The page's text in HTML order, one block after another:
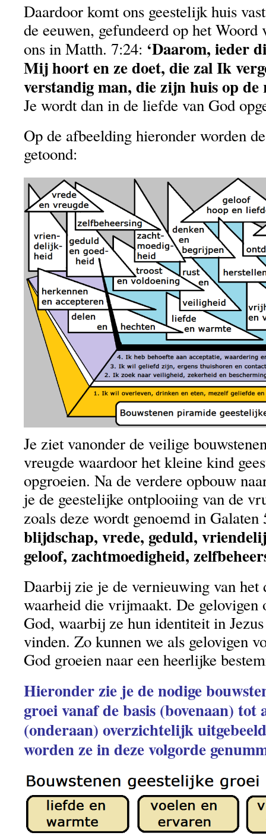
Daardoor komt ons geestelijk huis
de eeuwen, gefundeerd op het Woord
ons in Matth. 7:24: ‘Daarom, ieder
Mij hoort en ze doet, die zal Ik
verstandig man, die zijn huis op de
Je wordt dan in de liefde van God
Op de afbeelding hieronder worden
getoond:
Je ziet vanonder de veilige
vreugde waardoor het kleine kind
opgroeien. Na de verdere opbouw
je de geestelijke ontplooiing van de
zoals deze wordt genoemd in
blijdschap, vrede, geduld,
geloof, zachtmoedigheid,
Daarbij zie je de vernieuwing van het
waarheid die vrijmaakt. De gelovigen
God, waarbij ze hun identiteit in
vinden. Zo kunnen we als gelovigen
God groeien naar een heerlijke
Hieronder zie je de nodige
groei vanaf de basis (bovenaan) tot
(onderaan) overzichtelijk
worden ze in deze volgorde